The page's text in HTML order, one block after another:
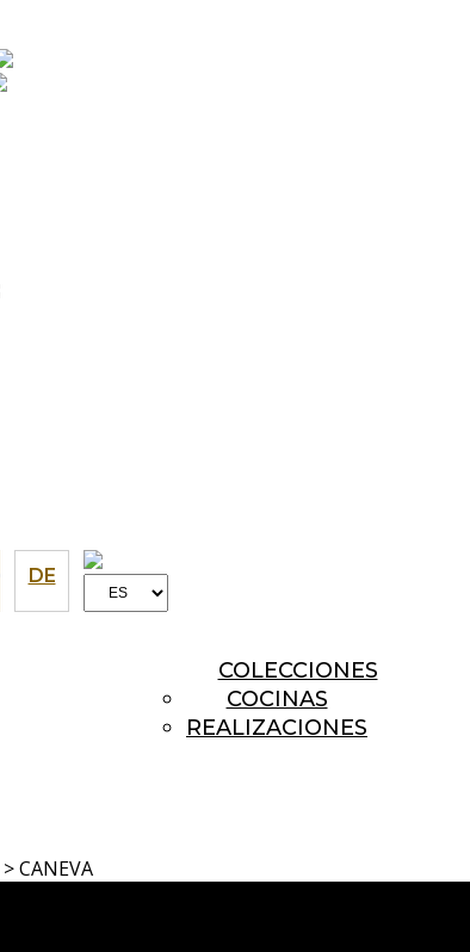
DE
Elegir
un
COLECCIONES
COCINAS
REALIZACIONES
> CANEVA